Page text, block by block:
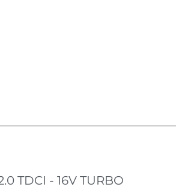
TDCI - 16V TURBO